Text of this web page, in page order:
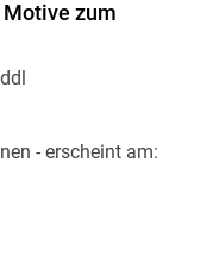
zum
- erscheint am: